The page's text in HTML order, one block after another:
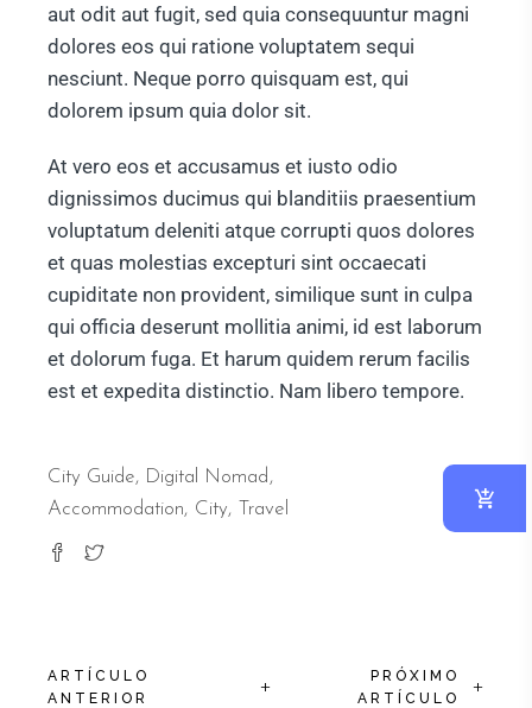
aut odit aut fugit, sed quia consequuntur magni
dolores eos qui ratione voluptatem sequi
nesciunt. Neque porro quisquam est, qui
dolorem ipsum quia dolor sit.
At vero eos et accusamus et iusto odio
dignissimos ducimus qui blanditiis praesentium
voluptatum deleniti atque corrupti quos dolores
et quas molestias excepturi sint occaecati
cupiditate non provident, similique sunt in culpa
qui officia deserunt mollitia animi, id est laborum
et dolorum fuga. Et harum quidem rerum facilis
est et expedita distinctio. Nam libero tempore.
City Guide, Digital Nomad
Accommodation
City Travel
ARTÍCULO
ANTERIOR
+
PRÓXIMO
ARTÍCULO
+